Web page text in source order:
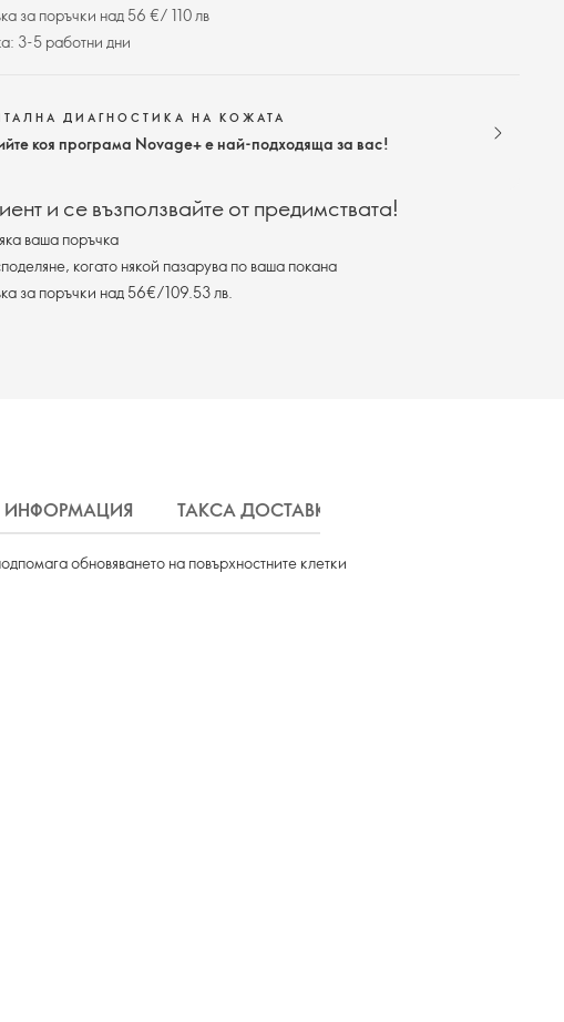
за поръчки над 56 €/ 110 лв
3-5 работни дни
ДИАГНОСТИКА НА КОЖАТА
коя програма Novage+ е най-подходяща за вас!
и се възползвайте от предимствата!
ваша поръчка
когато някой пазарува по ваша покана
за поръчки над 56€/109.53 лв.
ИНФОРМАЦИЯ ТАКСА ДОСТАВКА
обновяването на повърхностните клетки